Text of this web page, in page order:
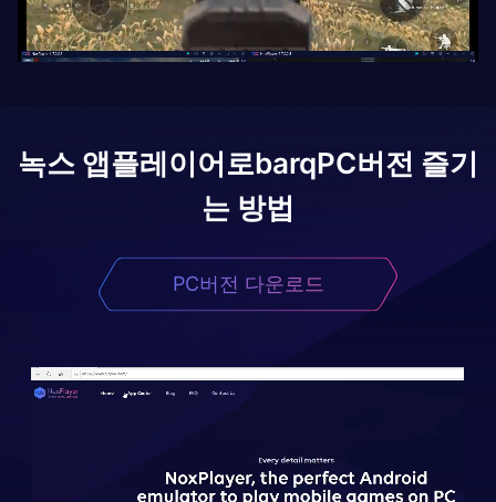
녹스 앱플레이어로barqPC버전 즐기
는 방법
PC버전 다운로드